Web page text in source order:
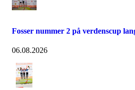
Fosser nummer 2 på verdenscup
06.08.2026